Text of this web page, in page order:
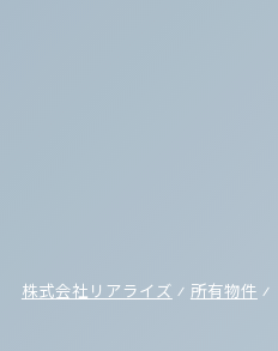
株式会社リアライズ ⁄ 所有物件 ⁄